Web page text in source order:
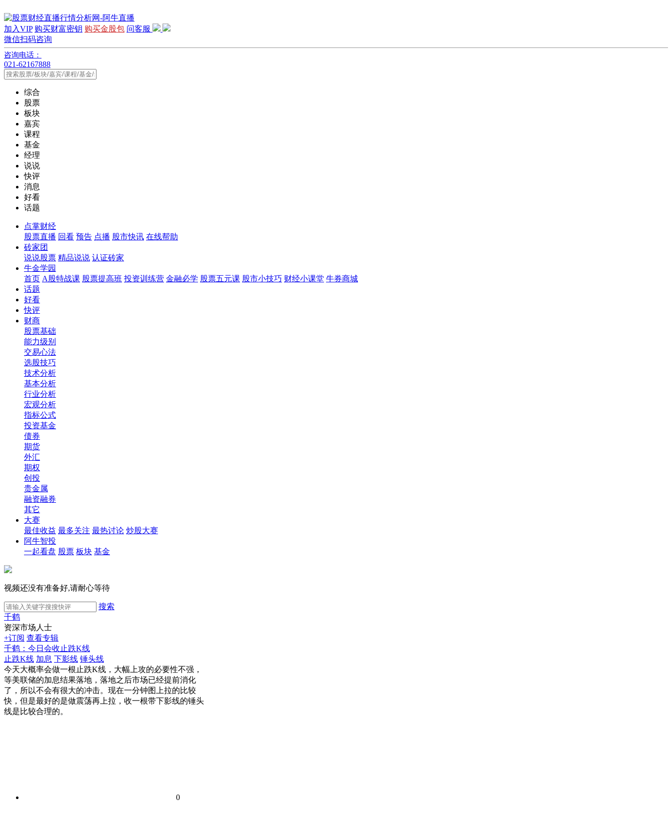
加入VIP 购买财富密钥 购买金股包 问客服
微信扫码咨询
咨询电话：
021-62167888
综合
股票
板块
嘉宾
课程
基金
经理
说说
快评
消息
好看
话题
点掌财经
股票直播 回看 预告 点播 股市快讯 在线帮助
砖家团
说说股票 精品说说 认证砖家
牛金学园
首页 A股特战课 股票提高班 投资训练营 金融必学 股票五元课 股市小技巧 财经小课堂 牛券商城
话题
好看
快评
财商
股票基础
能力级别
交易心法
选股技巧
技术分析
基本分析
行业分析
宏观分析
指标公式
投资基金
债券
期货
外汇
期权
创投
贵金属
融资融券
其它
大赛
最佳收益 最多关注 最热讨论 炒股大赛
阿牛智投
一起看盘 股票 板块 基金
视频还没有准备好,请耐心等待
搜索
千鹤
资深市场人士
+订阅 查看专辑
千鹤：今日会收止跌K线
止跌K线 加息 下影线 锤头线
今天大概率会做一根止跌K线，大幅上攻的必要性不强，
等美联储的加息结果落地，落地之后市场已经提前消化
了，所以不会有很大的冲击。现在一分钟图上拉的比较
快，但是最好的是做震荡再上拉，收一根带下影线的锤头
线是比较合理的。
0